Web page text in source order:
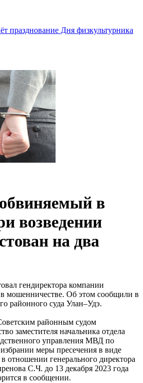
празднование Дня физкультурника
в
возведении
на два
гендиректора компании
мошенничестве. Об этом сообщили в
районного суда Улан–Удэ.
районным судом
заместителя начальника отдела
управления МВД по
меры пресечения в виде
отношении генерального директора
С.Ч. до 13 декабря 2023 года
в сообщении.